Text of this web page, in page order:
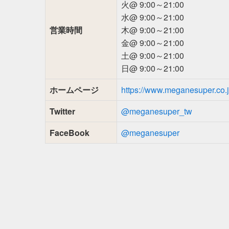
営業時間
火@ 9:00～21:00
水@ 9:00～21:00
木@ 9:00～21:00
金@ 9:00～21:00
土@ 9:00～21:00
日@ 9:00～21:00
ホームページ
https://
Twitter
@meganesuper_tw
FaceBook
@meganesuper